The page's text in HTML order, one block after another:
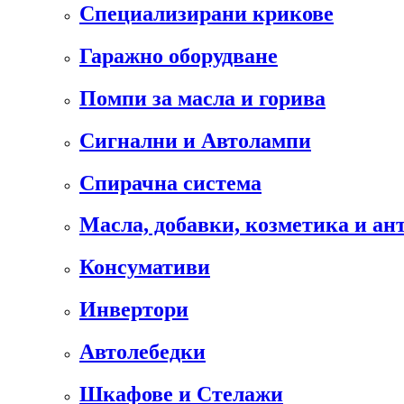
Специализирани крикове
Гаражно оборудване
Помпи за масла и горива
Сигнални и Автолампи
Спирачна система
Масла, добавки, козметика и
Консумативи
Инвертори
Автолебедки
Шкафове и Стелажи